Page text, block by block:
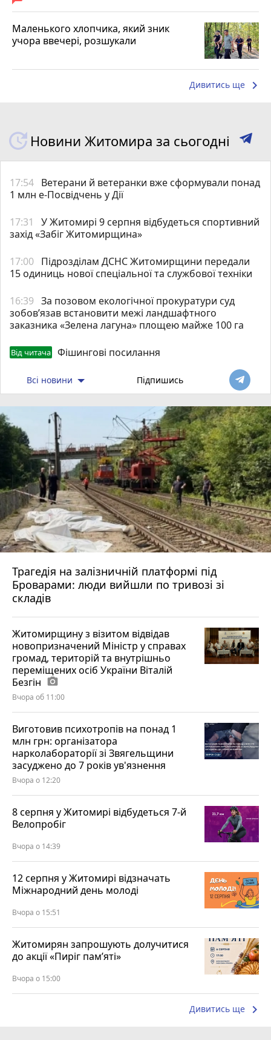
Маленького хлопчика, який зник
учора ввечері, розшукали
Дивитись ще keyboard_arrow_right
Новини Житомира за сьогодні
17:54 Ветерани й ветеранки вже сформували понад
1 млн е-Посвідчень у Дії
17:31
У Житомирі 9 серпня відбудеться спортивний
захід «Забіг Житомирщина»
17:00 Підрозділам ДСНС Житомирщини передали
15 одиниць нової спеціальної та службової техніки
16:39 За позовом екологічної прокуратури суд
зобов’язав встановити межі ландшафтного
заказника «Зелена лагуна» площею майже 100 га
Від читача Фішингові посилання
Всі новини Підпишись
Трагедія на залізничній платформі під
Броварами: люди вийшли по тривозі зі
складів
Житомирщину з візитом відвідав
новопризначений Міністр у справах
громад, територій та внутрішньо
переміщених осіб України Віталій
Безгін photo_camera
Вчора об 11:00
Виготовив психотропів на понад 1
млн грн: організатора
нарколабораторії зі Звягельщини
засуджено до 7 років ув'язнення
Вчора о 12:20
8 серпня у Житомирі відбудеться 7-й
Велопробіг
Вчора о 14:39
12 серпня у Житомирі відзначать
Міжнародний день молоді
Вчора о 15:51
Житомирян запрошують долучитися
до акції «Пиріг пам’яті»
Вчора о 15:00
Дивитись ще keyboard_arrow_right